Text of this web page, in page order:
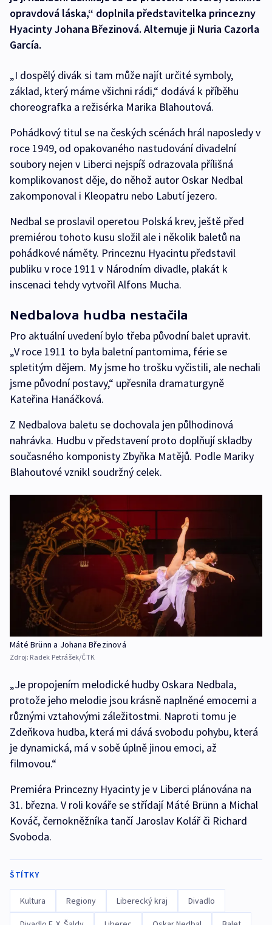
opravdová láska,“ doplnila představitelka princezny
Hyacinty Johana Březinová. Alternuje ji Nuria Cazorla
García.
„I dospělý divák si tam může najít určité symboly,
základ, který máme všichni rádi,“ dodává k příběhu
choreografka a režisérka Marika Blahoutová.
Pohádkový titul se na českých scénách hrál naposledy v
roce 1949, od opakovaného nastudování divadelní
soubory nejen v Liberci nejspíš odrazovala přílišná
komplikovanost děje, do něhož autor Oskar Nedbal
zakomponoval i Kleopatru nebo Labutí jezero.
Nedbal se proslavil operetou Polská krev, ještě před
premiérou tohoto kusu složil ale i několik baletů na
pohádkové náměty. Princeznu Hyacintu představil
publiku v roce 1911 v Národním divadle, plakát k
inscenaci tehdy vytvořil Alfons Mucha.
Nedbalova hudba nestačila
Pro aktuální uvedení bylo třeba původní balet upravit.
„V roce 1911 to byla baletní pantomima, férie se
spletitým dějem. My jsme ho trošku vyčistili, ale nechali
jsme původní postavy,“ upřesnila dramaturgyně
Kateřina Hanáčková.
Z Nedbalova baletu se dochovala jen půlhodinová
nahrávka. Hudbu v představení proto doplňují skladby
současného komponisty Zbyňka Matějů. Podle Mariky
Blahoutové vznikl soudržný celek.
Máté Brünn a Johana Březinová
Zdroj: Radek Petrášek/ČTK
„Je propojením melodické hudby Oskara Nedbala,
protože jeho melodie jsou krásně naplněné emocemi a
různými vztahovými záležitostmi. Naproti tomu je
Zdeňkova hudba, která mi dává svobodu pohybu, která
je dynamická, má v sobě úplně jinou emoci, až
filmovou.“
Premiéra Princezny Hyacinty je v Liberci plánována na
31. března. V roli kováře se střídají Máté Brünn a Michal
Kováč, černokněžníka tančí Jaroslav Kolář či Richard
Svoboda.
ŠTÍTKY
Kultura Regiony Liberecký kraj Divadlo